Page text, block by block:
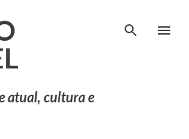
atual, cultura e